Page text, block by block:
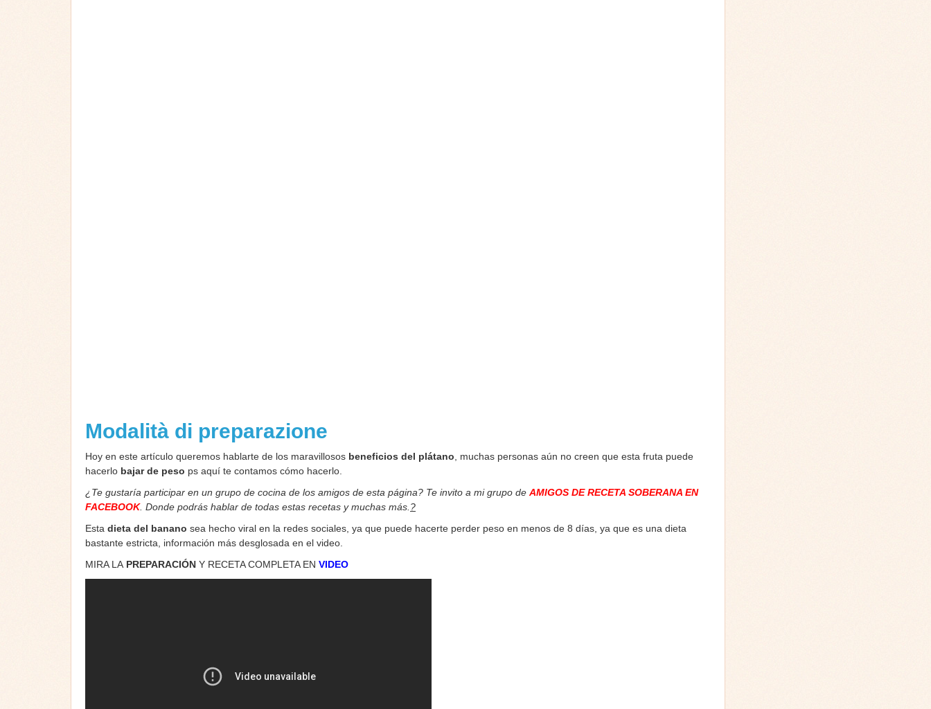
Modalità di preparazione
Hoy en este artículo queremos hablarte de los maravillosos beneficios del plátano , muchas personas aún no creen que esta fruta puede
hacerlo bajar de peso ps aquí te contamos cómo hacerlo.
¿Te gustaría participar en un grupo de cocina de los amigos de esta página? Te invito a mi grupo de AMIGOS DE RECETA SOBERANA EN
FACEBOOK. Donde podrás hablar de todas estas recetas y muchas más. ?
Esta dieta del banano sea hecho viral en la redes sociales, ya que puede hacerte perder peso en menos de 8 días, ya que es una dieta
bastante estricta, información más desglosada en el video.
MIRA LA PREPARACIÓN Y RECETA COMPLETA EN VIDEO